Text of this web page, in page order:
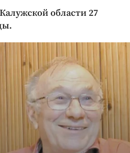
и ЖКХ
области 27